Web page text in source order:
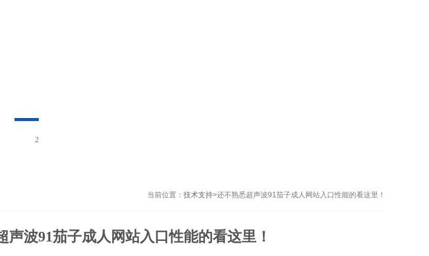
当前位置： 技术支持>还不熟悉超声波91茄子成人网站入口性能的看这里！
声波91茄子成人网站入口性能的看这里！